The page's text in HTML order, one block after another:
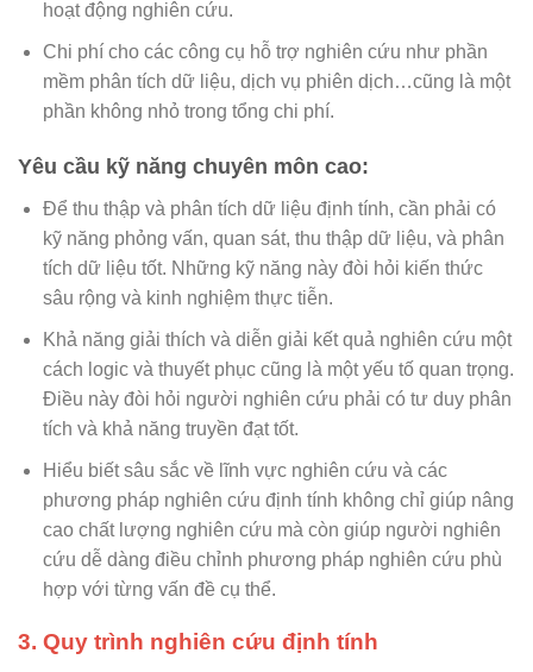
hoạt động nghiên cứu.
Chi phí cho các công cụ hỗ trợ nghiên cứu như phần
mềm phân tích dữ liệu, dịch vụ phiên dịch…cũng là một
phần không nhỏ trong tổng chi phí.
Yêu cầu kỹ năng chuyên môn cao:
Để thu thập và phân tích dữ liệu định tính, cần phải có
kỹ năng phỏng vấn, quan sát, thu thập dữ liệu, và phân
tích dữ liệu tốt. Những kỹ năng này đòi hỏi kiến thức
sâu rộng và kinh nghiệm thực tiễn.
Khả năng giải thích và diễn giải kết quả nghiên cứu một
cách logic và thuyết phục cũng là một yếu tố quan trọng.
Điều này đòi hỏi người nghiên cứu phải có tư duy phân
tích và khả năng truyền đạt tốt.
Hiểu biết sâu sắc về lĩnh vực nghiên cứu và các
phương pháp nghiên cứu định tính không chỉ giúp nâng
cao chất lượng nghiên cứu mà còn giúp người nghiên
cứu dễ dàng điều chỉnh phương pháp nghiên cứu phù
hợp với từng vấn đề cụ thể.
3. Quy trình nghiên cứu định tính